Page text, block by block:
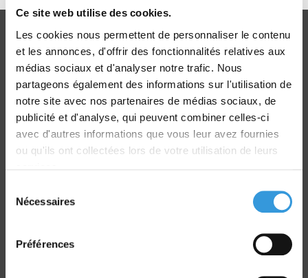
Ce site web utilise des cookies.
Les cookies nous permettent de personnaliser le contenu
et les annonces, d'offrir des fonctionnalités relatives aux
médias sociaux et d'analyser notre trafic. Nous
partageons également des informations sur l'utilisation de
notre site avec nos partenaires de médias sociaux, de
publicité et d'analyse, qui peuvent combiner celles-ci
avec d'autres informations que vous leur avez fournies
ou qu'ils ont collectées lors de votre utilisation de leurs
Nécessaires
Préférences
Livraison
dans le monde entier